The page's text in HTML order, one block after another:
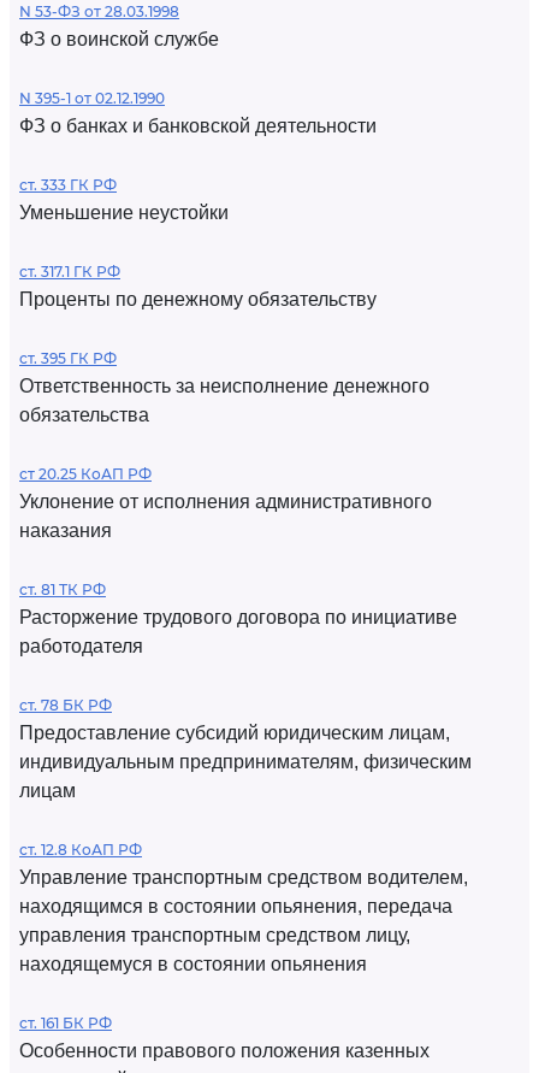
N 53-ФЗ от 28.03.1998
ФЗ о воинской службе
N 395-1 от 02.12.1990
ФЗ о банках и банковской деятельности
ст. 333 ГК РФ
Уменьшение неустойки
ст. 317.1 ГК РФ
Проценты по денежному обязательству
ст. 395 ГК РФ
Ответственность за неисполнение денежного
обязательства
ст 20.25 КоАП РФ
Уклонение от исполнения административного
наказания
ст. 81 ТК РФ
Расторжение трудового договора по инициативе
работодателя
ст. 78 БК РФ
Предоставление субсидий юридическим лицам,
индивидуальным предпринимателям, физическим
лицам
ст. 12.8 КоАП РФ
Управление транспортным средством водителем,
находящимся в состоянии опьянения, передача
управления транспортным средством лицу,
находящемуся в состоянии опьянения
ст. 161 БК РФ
Особенности правового положения казенных